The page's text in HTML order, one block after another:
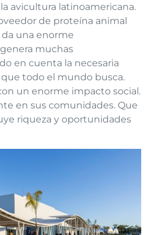
avicultura latinoamericana.
de proteína animal
una enorme
muchas
en cuenta la necesaria
todo el mundo busca.
un enorme impacto social.
en sus comunidades. Que
riqueza y oportunidades